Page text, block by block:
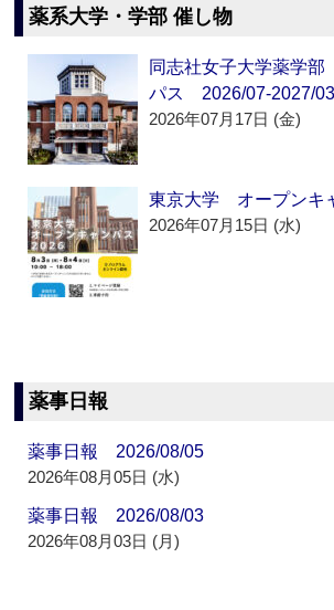
薬系大学・学部 催し物
同志社女子大学薬学
パス 2026/07-2027/03
2026年07月17日 (金)
東京大学 オープンキ
2026年07月15日 (水)
薬事日報
薬事日報 2026/08/05
2026年08月05日 (水)
薬事日報 2026/08/03
2026年08月03日 (月)